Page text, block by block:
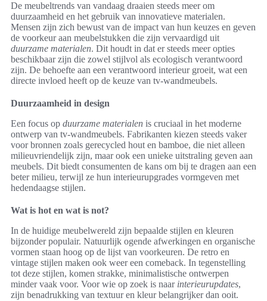
De meubeltrends van vandaag draaien steeds meer om
duurzaamheid en het gebruik van innovatieve materialen.
Mensen zijn zich bewust van de impact van hun keuzes en geven
de voorkeur aan meubelstukken die zijn vervaardigd uit
duurzame materialen. Dit houdt in dat er steeds meer opties
beschikbaar zijn die zowel stijlvol als ecologisch verantwoord
zijn. De behoefte aan een verantwoord interieur groeit, wat een
directe invloed heeft op de keuze van tv-wandmeubels.
Duurzaamheid in design
Een focus op duurzame materialen is cruciaal in het moderne
ontwerp van tv-wandmeubels. Fabrikanten kiezen steeds vaker
voor bronnen zoals gerecycled hout en bamboe, die niet alleen
milieuvriendelijk zijn, maar ook een unieke uitstraling geven aan
meubels. Dit biedt consumenten de kans om bij te dragen aan een
beter milieu, terwijl ze hun interieurupgrades vormgeven met
hedendaagse stijlen.
Wat is hot en wat is not?
In de huidige meubelwereld zijn bepaalde stijlen en kleuren
bijzonder populair. Natuurlijk ogende afwerkingen en organische
vormen staan hoog op de lijst van voorkeuren. De retro en
vintage stijlen maken ook weer een comeback. In tegenstelling
tot deze stijlen, komen strakke, minimalistische ontwerpen
minder vaak voor. Voor wie op zoek is naar interieurupdates,
zijn benadrukking van textuur en kleur belangrijker dan ooit.